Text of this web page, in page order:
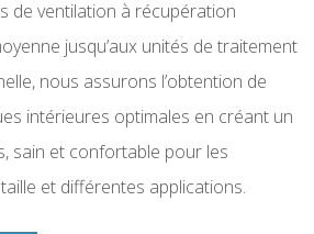
de ventilation à récupération
jusqu’aux unités de traitement
nous assurons l’obtention de
intérieures optimales en créant un
sain et confortable pour les
et différentes applications.